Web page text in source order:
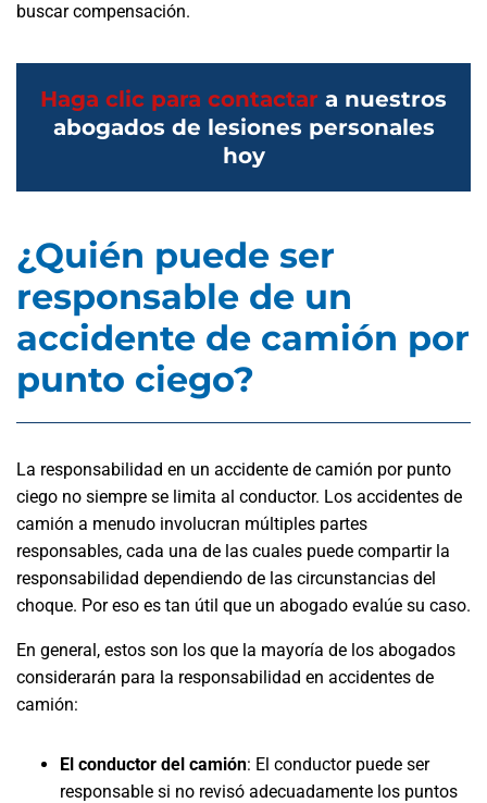
buscar compensación.
Haga clic para contactar a nuestros
abogados de lesiones personales
hoy
¿Quién puede ser
responsable de un
accidente de camión por
punto ciego?
La responsabilidad en un accidente de camión por punto
ciego no siempre se limita al conductor. Los accidentes de
camión a menudo involucran múltiples partes
responsables, cada una de las cuales puede compartir la
responsabilidad dependiendo de las circunstancias del
choque. Por eso es tan útil que un abogado evalúe su caso.
En general, estos son los que la mayoría de los abogados
considerarán para la responsabilidad en accidentes de
camión:
El conductor del camión: El conductor puede ser
responsable si no revisó adecuadamente los puntos